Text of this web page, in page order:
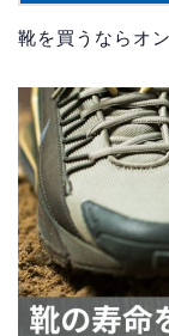
靴を買うならオ